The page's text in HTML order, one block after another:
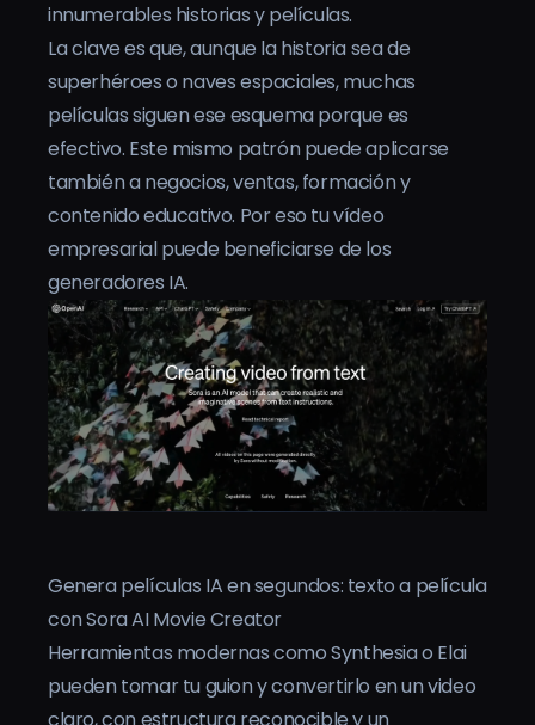
innumerables historias y películas.
La clave es que, aunque la historia sea de
superhéroes o naves espaciales, muchas
películas siguen ese esquema porque es
efectivo. Este mismo patrón puede aplicarse
también a negocios, ventas, formación y
contenido educativo. Por eso tu vídeo
empresarial puede beneficiarse de los
generadores IA.
Genera películas IA en segundos: texto a película
con Sora AI Movie Creator
Herramientas modernas como Synthesia o Elai
pueden tomar tu guion y convertirlo en un video
claro, con estructura reconocible y un